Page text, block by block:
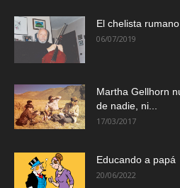
El chelista
06/07/2019
Martha Gellhorn
de nadie, ni...
17/03/2017
Educando a papá
20/06/2022